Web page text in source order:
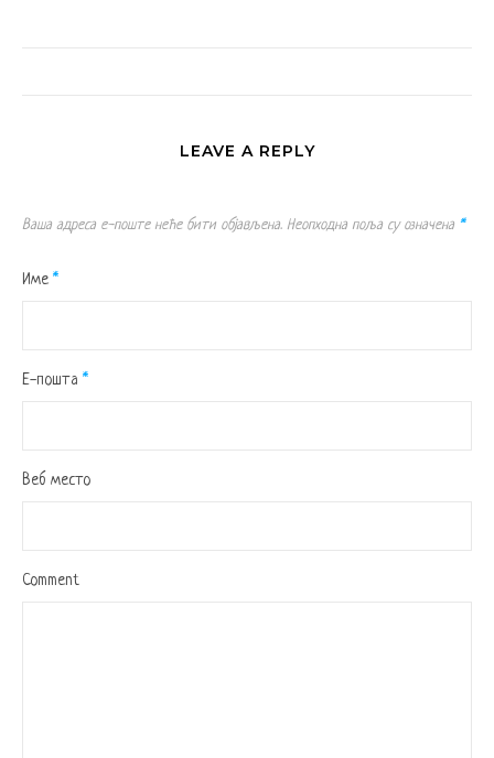
LEAVE A REPLY
Ваша адреса е-поште неће бити објављена. Неопходна поља су означена *
Име *
Е-пошта *
Веб место
Comment